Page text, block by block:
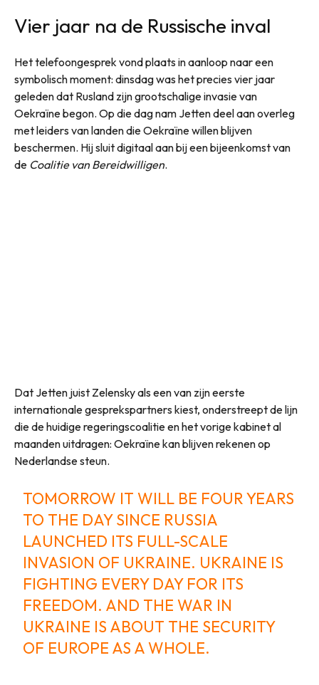
Vier jaar na de Russische inval
Het telefoongesprek vond plaats in aanloop naar een
symbolisch moment: dinsdag was het precies vier jaar
geleden dat Rusland zijn grootschalige invasie van
Oekraïne begon. Op die dag nam Jetten deel aan overleg
met leiders van landen die Oekraïne willen blijven
beschermen. Hij sluit digitaal aan bij een bijeenkomst van
de Coalitie van Bereidwilligen.
Dat Jetten juist Zelensky als een van zijn eerste
internationale gesprekspartners kiest, onderstreept de lijn
die de huidige regeringscoalitie en het vorige kabinet al
maanden uitdragen: Oekraïne kan blijven rekenen op
Nederlandse steun.
TOMORROW IT WILL BE FOUR YEARS
TO THE DAY SINCE RUSSIA
LAUNCHED ITS FULL-SCALE
INVASION OF UKRAINE. UKRAINE IS
FIGHTING EVERY DAY FOR ITS
FREEDOM. AND THE WAR IN
UKRAINE IS ABOUT THE SECURITY
OF EUROPE AS A WHOLE.